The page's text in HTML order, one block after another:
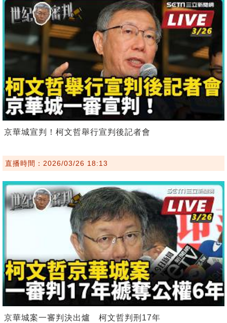
京華城宣判！柯文哲舉行宣判後記者會
直播時間：2026/03/26 18:13
京華城案一審判決出爐 柯文哲判刑17年